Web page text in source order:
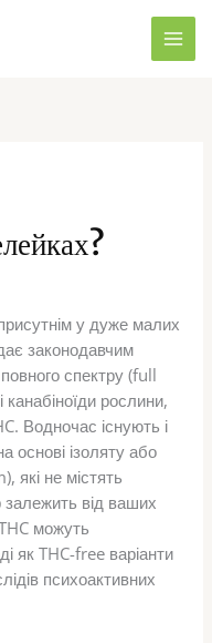
у дуже малих
законодавчим
спектру (full
канабіноїди рослини,
Водночас існують і
основі ізоляту або
які не містять
залежить від ваших
можуть
як THC-free варіанти
психоактивних